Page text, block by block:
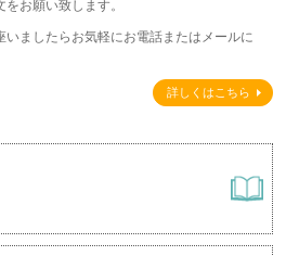
お願い致します。
いましたらお気軽にお電話またはメールに
詳しくはこちら